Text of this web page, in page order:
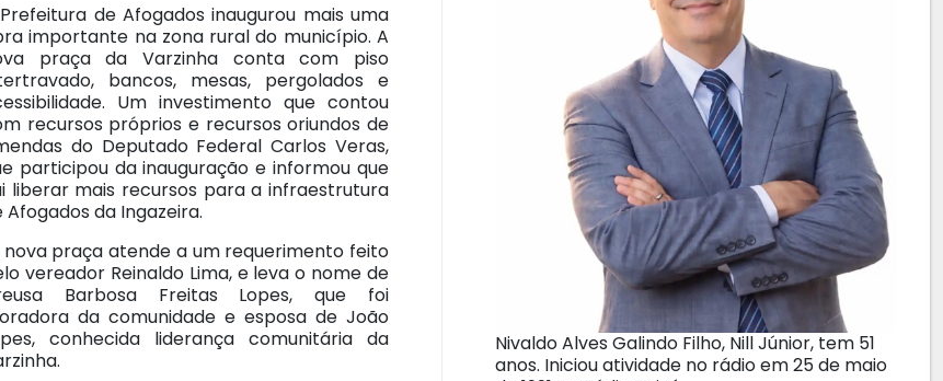
de Afogados inaugurou mais uma
importante na zona rural do município. A
praça da Varzinha conta com piso
bancos, mesas, pergolados e
Um investimento que contou
recursos próprios e recursos oriundos de
do Deputado Federal Carlos Veras,
participou da inauguração e informou que
liberar mais recursos para a infraestrutura
Afogados da Ingazeira.
nova praça atende a um requerimento feito
vereador Reinaldo Lima, e leva o nome de
Barbosa Freitas Lopes, que foi
da comunidade e esposa de João
conhecida liderança comunitária da
Nivaldo Alves Galindo Filho, Nill Júnior, tem 51
anos. Iniciou atividade no rádio em 25 de maio